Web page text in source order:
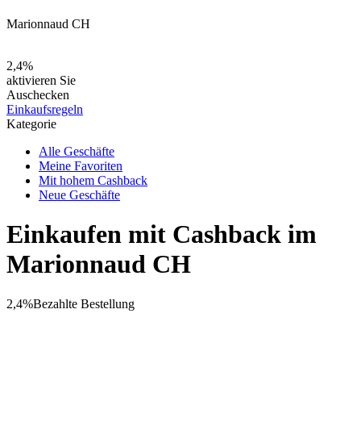
Marionnaud CH
2,4%
aktivieren Sie
Auschecken
Einkaufsregeln
Kategorie
Alle Geschäfte
Meine Favoriten
Mit hohem Cashback
Neue Geschäfte
Einkaufen mit Cashback im
Marionnaud CH
2,4%Bezahlte Bestellung